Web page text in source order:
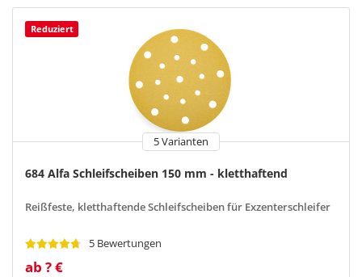
Reduziert
5 Varianten
684 Alfa Schleifscheiben 150 mm - kletthaftend
Reißfeste, kletthaftende Schleifscheiben für Exzenterschleifer
5 Bewertungen
ab ? €